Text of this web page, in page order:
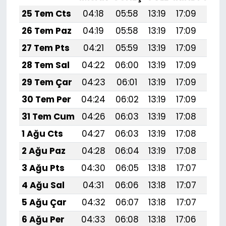
25 Tem Cts
04:18 05:58 13:19 17:09
26 Tem Paz
04:19 05:58 13:19 17:09
27 Tem Pts
04:21 05:59 13:19 17:09
28 Tem Sal
04:22 06:00 13:19 17:09
29 Tem Çar
04:23 06:01 13:19 17:09
30 Tem Per
04:24 06:02 13:19 17:09
31 Tem Cum
04:26 06:03 13:19 17:08
1 Ağu Cts
04:27 06:03 13:19 17:08
2 Ağu Paz
04:28 06:04 13:19 17:08
3 Ağu Pts
04:30 06:05 13:18 17:07
4 Ağu Sal
04:31 06:06 13:18 17:07
5 Ağu Çar
04:32 06:07 13:18 17:07
6 Ağu Per
04:33 06:08 13:18 17:06